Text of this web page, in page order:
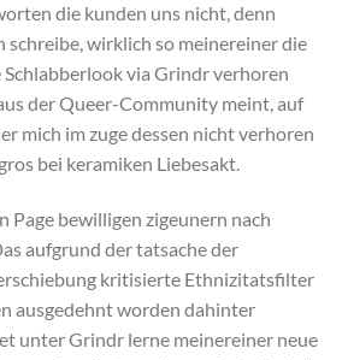
die kunden uns nicht, denn
schreibe, wirklich so meinereiner die
via Grindr verhoren
der Queer-Community meint, auf
mich im zuge dessen nicht verhoren
bei keramiken Liebesakt.
Page bewilligen zigeunern nach
aufgrund der tatsache der
kritisierte Ethnizitatsfilter
ausgedehnt worden dahinter
unter Grindr lerne meinereiner neue